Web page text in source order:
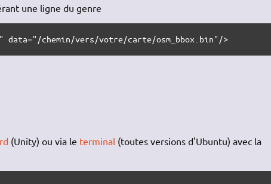
une ligne du genre
data="/chemin/vers/votre/carte/osm_bbox.bin"/>
(Unity) ou via le terminal (toutes versions d'Ubuntu) avec la